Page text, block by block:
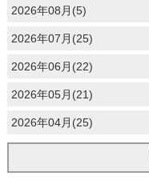
2026年08月(5)
2026年07月(25)
2026年06月(22)
2026年05月(21)
2026年04月(25)